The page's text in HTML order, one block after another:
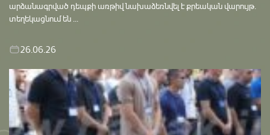
արձանագրված դեպքի առթիվ նախաձեռնվել է քրեական վարույթ․
տեղեկացնում են ...
26.06.26